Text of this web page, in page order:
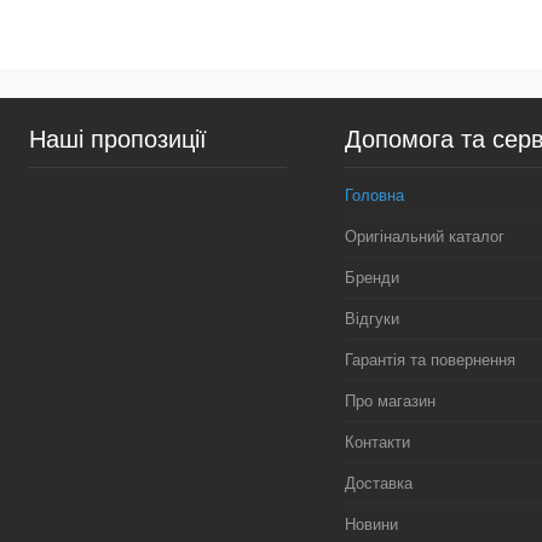
Купити в 1 клік Порівняння
У вибране У наявності
Купити в 1 клік
У вибране У
Наші пропозиції Допомога та
Головна
Оригінальний каталог
Бренди
Відгуки
Гарантія та повернення
Про магазин
Контакти
Доставка
Новини